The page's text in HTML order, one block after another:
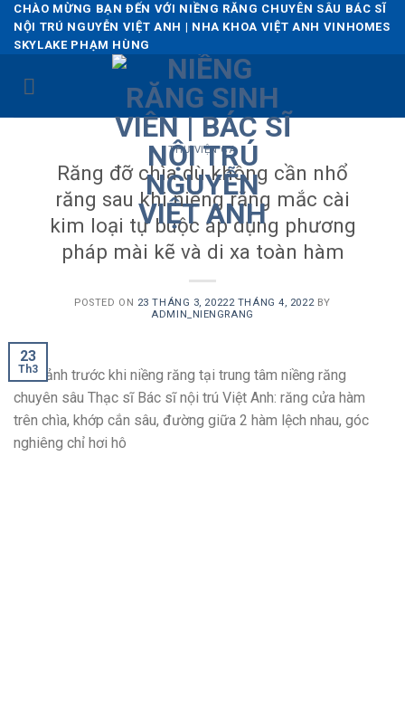
Skip
content
CHÀO MỪNG BẠN ĐẾN VỚI NIỀNG RĂNG CHUYÊN SÂU BÁC SĨ
NỘI TRÚ NGUYỄN VIỆT ANH | NHA KHOA VIỆT ANH VINHOMES
SKYLAKE PHẠM HÙNG
THƯ VIỆN CA
Răng đỡ chìa dù không cần nhổ
răng sau khi niềng răng mắc cài
kim loại tự buộc áp dụng phương
pháp mài kẽ và di xa toàn hàm
POSTED ON 23 THÁNG 3, 20222 THÁNG 4, 2022 BY
ADMIN_NIENGRANG
23
Th3
Hình ảnh trước khi niềng răng tại trung tâm niềng răng
chuyên sâu Thạc sĩ Bác sĩ nội trú Việt Anh: răng cửa hàm
trên chìa, khớp cắn sâu, đường giữa 2 hàm lệch nhau, góc
nghiêng chỉ hơi hô